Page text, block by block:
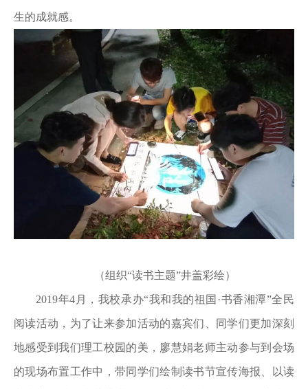
生的成就感。
（组织“读书主题”井盖彩绘）
2019年4月，我校承办“我和我的祖国·书香湘潭”全民
阅读活动，为了让来参加活动的嘉宾们、同学们更加深刻
地感受到我们理工校园的美，廖慧娟老师主动参与到会场
的现场布置工作中，带同学们绘制读书节宣传海报、以读